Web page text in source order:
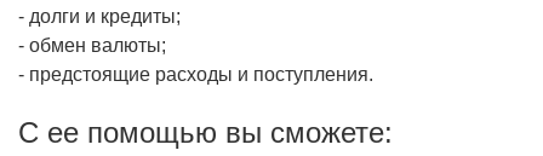
- долги и кредиты;
- обмен валюты;
- предстоящие расходы и поступления.
С ее помощью вы сможете: